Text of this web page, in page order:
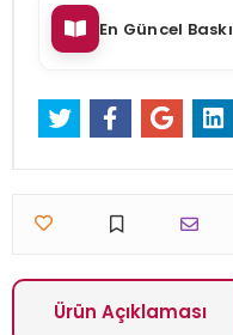
En Güncel Baskı
Ürün Açıklaması